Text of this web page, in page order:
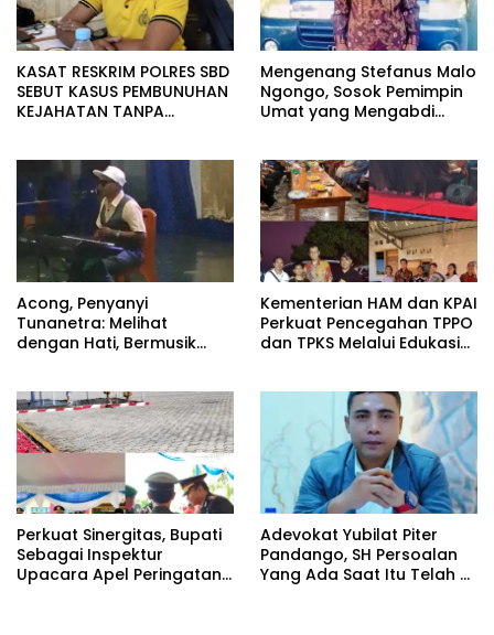
KASAT RESKRIM POLRES SBD
SEBUT KASUS PEMBUNUHAN
KEJAHATAN TANPA
MUSYAWARAH
Mengenang Stefanus Malo
Ngongo, Sosok Pemimpin
Umat yang Mengabdi
Acong, Penyanyi
Tunanetra: Melihat
dengan Hati, Bermusik
Kementerian HAM dan KPAI
Perkuat Pencegahan TPPO
dan TPKS Melalui Edukasi
Perkuat Sinergitas, Bupati
Sebagai Inspektur
Upacara Apel Peringatan
Adevokat Yubilat Piter
Pandango, SH Persoalan
Yang Ada Saat Itu Telah di